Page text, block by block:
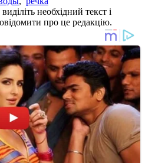
необхідний текст і
про це редакцію.